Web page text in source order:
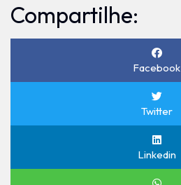
Compartilhe:
Facebook
Twitter
Linkedin